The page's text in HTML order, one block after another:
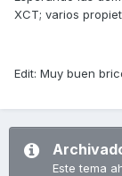
XCT; varios
Edit: Muy buen
Este tema